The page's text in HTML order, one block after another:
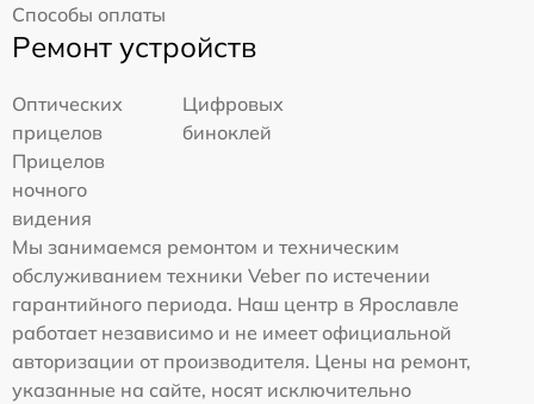
Способы оплаты
Ремонт устройств
Оптических
прицелов
Цифровых
биноклей
Прицелов
ночного
видения
Мы занимаемся ремонтом и техническим
обслуживанием техники Veber по истечении
гарантийного периода. Наш центр в Ярославле
работает независимо и не имеет официальной
авторизации от производителя. Цены на ремонт,
указанные на сайте, носят исключительно